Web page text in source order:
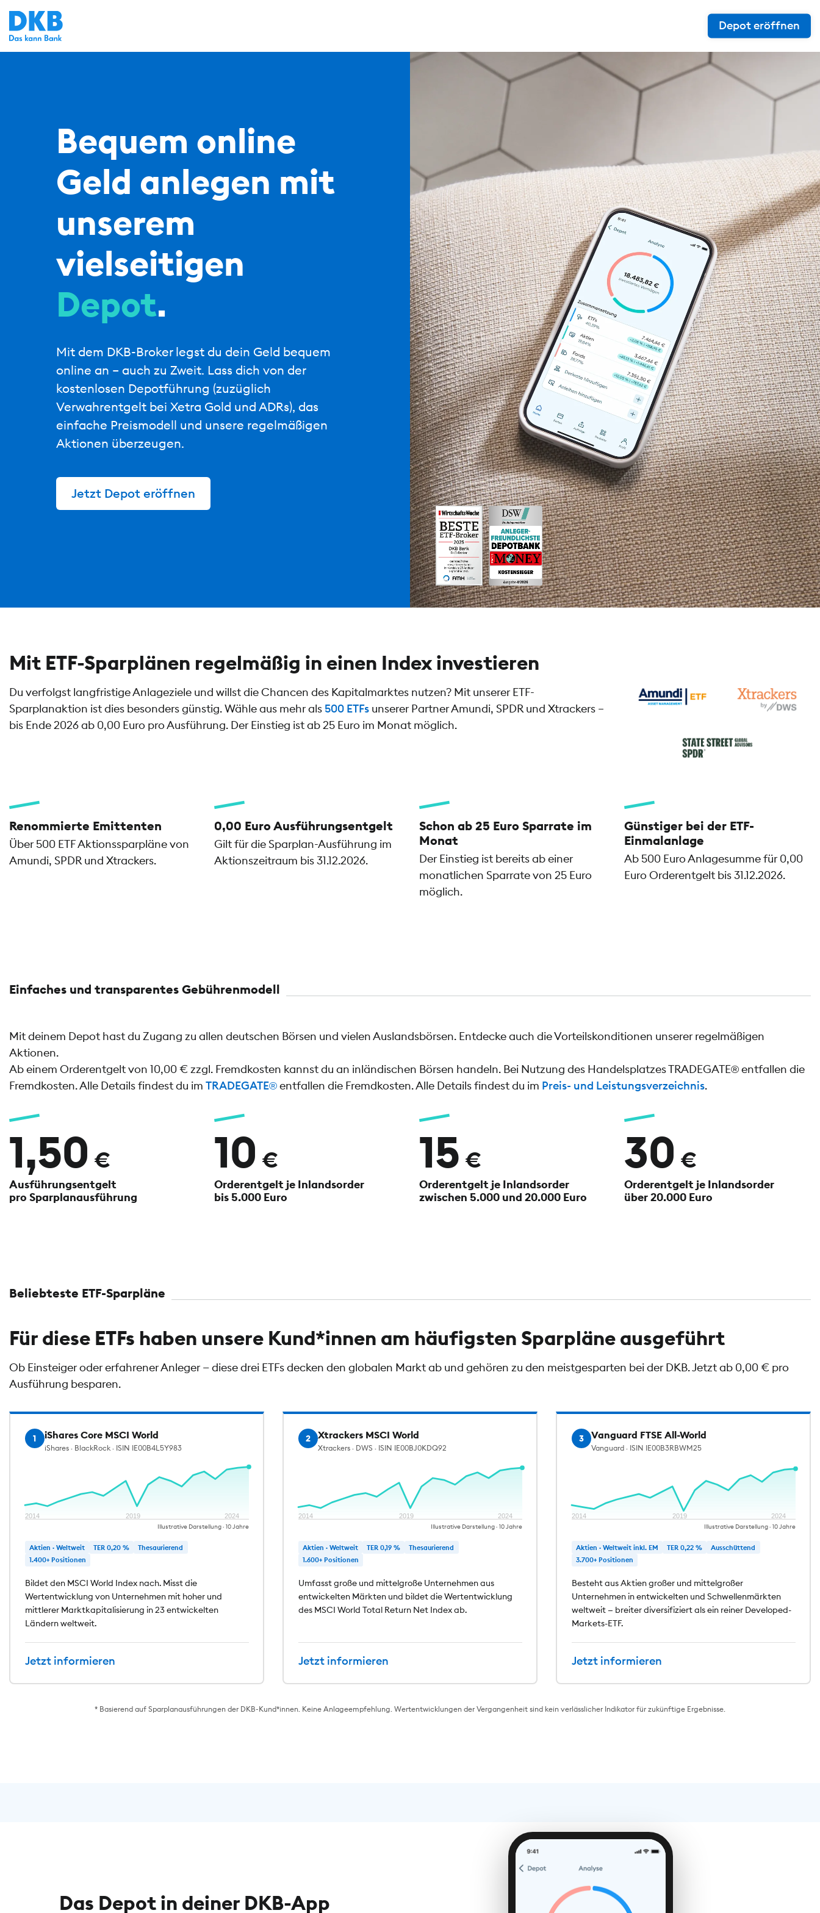
Depot eröffnen
Bequem online
Geld anlegen mit
unserem
vielseitigen
Depot.
Mit dem DKB-Broker legst du dein Geld bequem
online an – auch zu Zweit. Lass dich von der
kostenlosen Depotführung (zuzüglich
Verwahrentgelt bei Xetra Gold und ADRs), das
einfache Preismodell und unsere regelmäßigen
Aktionen überzeugen.
Jetzt Depot eröffnen
Mit ETF-Sparplänen regelmäßig in einen Index investieren
Du verfolgst langfristige Anlageziele und willst die Chancen des Kapitalmarktes nutzen? Mit unserer ETF-
Sparplanaktion ist dies besonders günstig. Wähle aus mehr als 500 ETFs unserer Partner Amundi, SPDR und Xtrackers –
bis Ende 2026 ab 0,00 Euro pro Ausführung. Der Einstieg ist ab 25 Euro im Monat möglich.
Renommierte Emittenten
Über 500 ETF Aktionssparpläne von
Amundi, SPDR und Xtrackers.
0,00 Euro Ausführungsentgelt
Gilt für die Sparplan-Ausführung im
Aktionszeitraum bis 31.12.2026.
Schon ab 25 Euro Sparrate im
Monat
Der Einstieg ist bereits ab einer
monatlichen Sparrate von 25 Euro
möglich.
Günstiger bei der ETF-
Einmalanlage
Ab 500 Euro Anlagesumme für 0,00
Euro Orderentgelt bis 31.12.2026.
Einfaches und transparentes Gebührenmodell
Mit deinem Depot hast du Zugang zu allen deutschen Börsen und vielen Auslandsbörsen. Entdecke auch die Vorteilskonditionen unserer regelmäßigen
Aktionen.
Ab einem Orderentgelt von 10,00 € zzgl. Fremdkosten kannst du an inländischen Börsen handeln. Bei Nutzung des Handelsplatzes TRADEGATE® entfallen die
Fremdkosten. Alle Details findest du im TRADEGATE®entfallen die Fremdkosten. Alle Details findest du im Preis- und Leistungsverzeichnis.
1,50 €
Ausführungsentgelt
pro Sparplanausführung
10 €
Orderentgelt je Inlandsorder
bis 5.000 Euro
15 €
Orderentgelt je Inlandsorder
zwischen 5.000 und 20.000 Euro
30 €
Orderentgelt je Inlandsorder
über 20.000 Euro
Beliebteste ETF-Sparpläne
Für diese ETFs haben unsere Kund*innen am häufigsten Sparpläne ausgeführt
Ob Einsteiger oder erfahrener Anleger — diese drei ETFs decken den globalen Markt ab und gehören zu den meistgesparten bei der DKB. Jetzt ab 0,00 € pro
Ausführung besparen.
1 iShares Core MSCI World
iShares · BlackRock · ISIN IE00B4L5Y983
2014 2019 2024
Illustrative Darstellung · 10 Jahre
Aktien · Weltweit TER 0,20 %
Thesaurierend
1.400+ Positionen
Bildet den MSCI World Index nach. Misst die
Wertentwicklung von Unternehmen mit hoher und
mittlerer Marktkapitalisierung in 23 entwickelten
Ländern weltweit.
Jetzt informieren
2 Xtrackers MSCI World
Xtrackers · DWS · ISIN IE00BJ0KDQ92
2014 2019 2024
Illustrative Darstellung · 10 Jahre
Aktien · Weltweit TER 0,19 %
Thesaurierend
1.600+ Positionen
Umfasst große und mittelgroße Unternehmen aus
entwickelten Märkten und bildet die Wertentwicklung
des MSCI World Total Return Net Index ab.
Jetzt informieren
3 Vanguard FTSE All-World
Vanguard · ISIN IE00B3RBWM25
2014 2019 2024
Illustrative Darstellung · 10 Jahre
Aktien · Weltweit inkl. EM TER 0,22 %
Ausschüttend
3.700+ Positionen
Besteht aus Aktien großer und mittelgroßer
Unternehmen in entwickelten und Schwellenmärkten
weltweit — breiter diversifiziert als ein reiner Developed-
Markets-ETF.
Jetzt informieren
* Basierend auf Sparplanausführungen der DKB-Kund*innen. Keine Anlageempfehlung. Wertentwicklungen der Vergangenheit sind kein verlässlicher Indikator für zukünftige Ergebnisse.
Das Depot in deiner DKB-App